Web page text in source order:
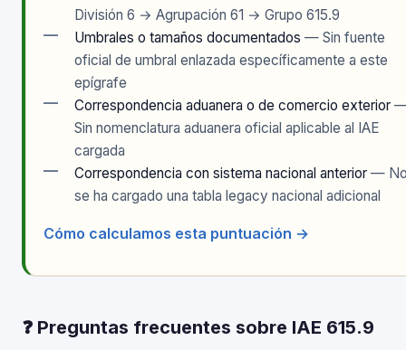
División 6 → Agrupación 61 → Grupo 615.9
— Umbrales o tamaños documentados — Sin fuente
oficial de umbral enlazada específicamente a este
epígrafe
— Correspondencia aduanera o de comercio exterior
Sin nomenclatura aduanera oficial aplicable al IAE
cargada
— Correspondencia con sistema nacional anterior —
se ha cargado una tabla legacy nacional adicional
Cómo calculamos esta puntuación →
❓ Preguntas frecuentes sobre IAE 615.9